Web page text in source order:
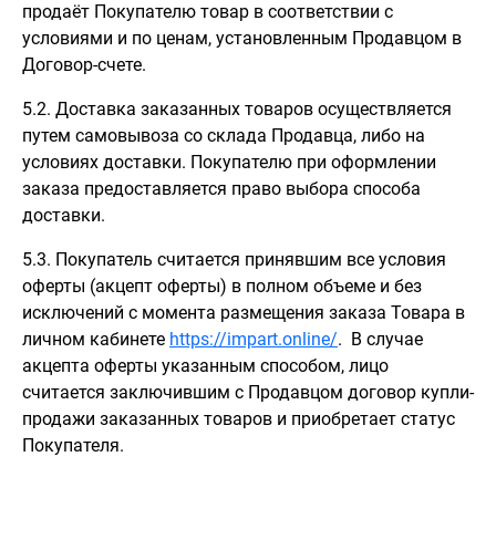
продаёт Покупателю товар в соответствии с
условиями и по ценам, установленным Продавцом в
Договор-счете.
5.2. Доставка заказанных товаров осуществляется
путем самовывоза со склада Продавца, либо на
условиях доставки. Покупателю при оформлении
заказа предоставляется право выбора способа
доставки.
5.3. Покупатель считается принявшим все условия
оферты (акцепт оферты) в полном объеме и без
исключений с момента размещения заказа Товара в
личном кабинете https://impart.online/. В случае
акцепта оферты указанным способом, лицо
считается заключившим с Продавцом договор купли-
продажи заказанных товаров и приобретает статус
Покупателя.